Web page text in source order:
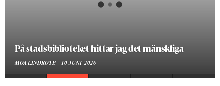
På stadsbiblioteket hittar jag det mänskliga
MOA LINDROTH 10 JUNI, 2026